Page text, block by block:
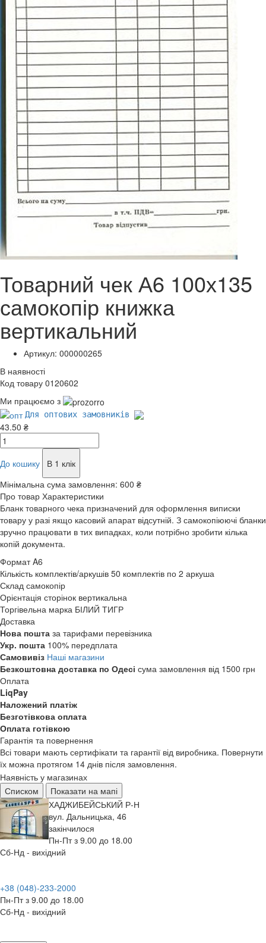
Товарний чек А6 100х135
самокопір книжка
вертикальний
Артикул: 000000265
В наявності
Код товару 0120602
Ми працюємо з
Для оптових замовників
43.50 ₴
До кошику
В 1 клік
Мінімальна сума замовлення: 600 ₴
Про товар Характеристики
Бланк товарного чека призначений для оформлення виписки
товару у разі якщо касовий апарат відсутній. З самокопіюючі бланки
зручно працювати в тих випадках, коли потрібно зробити кілька
копій документа.
Формат A6
Кількість комплектів/аркушів 50 комплектів по 2 аркуша
Склад самокопір
Орієнтація сторінок вертикальна
Торгівельна марка БІЛИЙ ТИГР
Доставка
Нова пошта за тарифами перевізника
Укр. пошта 100% передплата
Самовивіз Наші магазини
Безкоштовна доставка по Одесі сума замовлення від 1500 грн
Оплата
LiqPay
Наложений платіж
Безготівкова оплата
Оплата готівкою
Гарантія та повернення
Всі товари мають сертифікати та гарантії від виробника. Повернути
їх можна протягом 14 днів після замовлення.
Наявність у магазинах
Списком
Показати на мапі
ХАДЖИБЕЙСЬКИЙ Р-Н
вул. Дальницька, 46
закінчилося
Пн-Пт з 9.00 до 18.00
Сб-Нд - вихідний
+38 (048)-233-2000
Пн-Пт з 9.00 до 18.00
Сб-Нд - вихідний